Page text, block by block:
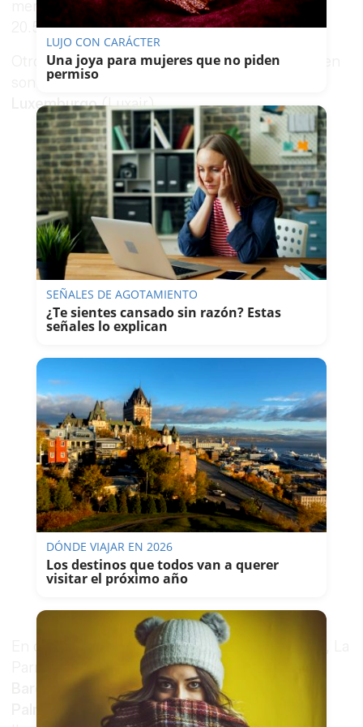
mercado de La Parra es el alemán, con más de
20.500.
Otros destinos internacionales que se mantienen
Londres(Ryanair y Thomas Cook) y
Luxemburgo(Luxair).
En cuanto a los vuelos nacionales programados, La
Parra sigue con sus conexiones regulares con
Barcelona
(Vueling y Raynair), el enlace con
Palma de Mallorca
de Air Berlín, y el vuelo de
LUJO CON CARÁCTER
Una joya para mujeres que no piden
permiso
SEÑALES DE AGOTAMIENTO
¿Te sientes cansado sin razón? Estas
señales lo explican
DÓNDE VIAJAR EN 2026
Los destinos que todos van a querer
visitar el próximo año